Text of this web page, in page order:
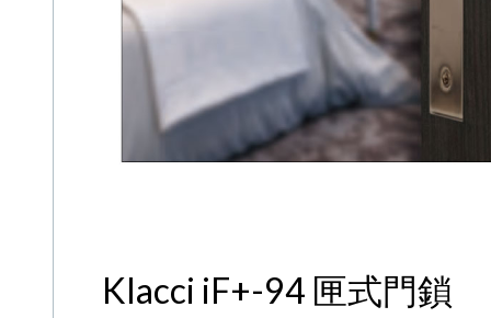
Klacci iF+-94 匣式門鎖